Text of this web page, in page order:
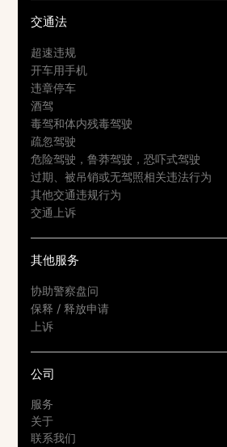
交通法
超速违规
开车用手机
违章停车
酒驾
毒驾和体内残毒驾驶
疏忽驾驶
危险驾驶，鲁莽驾驶，恐吓式驾驶
过期、被吊销或无驾照相关违法行为
其他交通违规行为
交通上诉
其他服务
协助警察盘问
保释 / 释放申请
上诉
公司
服务
关于
联系我们